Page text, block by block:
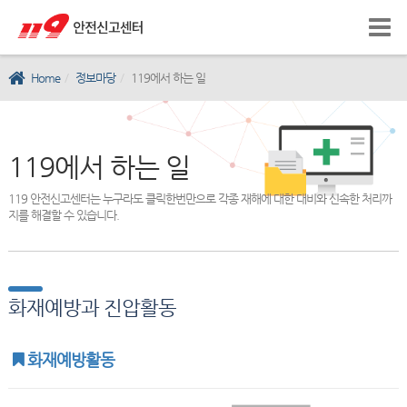
Home 정보마당 119에서 하는 일
119에서 하는 일
119 안전신고센터는 누구라도 클릭한번만으로 각종 재해에 대한 대비와 신속한 처리까
지를 해결할 수 있습니다.
화재예방과 진압활동
화재예방활동